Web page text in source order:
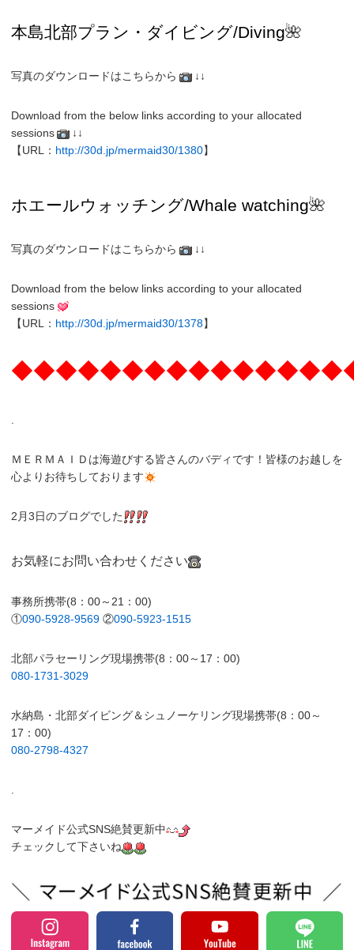
本島北部プラン・ダイビング/Diving🌺
写真のダウンロードはこちらから ↓↓
Download from the below links according to your allocated
sessions
↓↓
【URL： http://30d.jp/mermaid30/1380】
ホエールウォッチング/Whale watching🌺
写真のダウンロードはこちらから ↓↓
Download from the below links according to your allocated
sessions
【URL： http://30d.jp/mermaid30/1378】
ＭＥＲＭＡＩＤは海遊びする皆さんのバディです！皆様のお越しを
心よりお待ちしております
2月3日のブログでした
お気軽にお問い合わせください
事務所携帯(8：00～21：00)
①090-5928-9569 ②090-5923-1515
北部パラセーリング現場携帯(8：00～17：00)
080-1731-3029
水納島・北部ダイビング＆シュノーケリング現場携帯(8：00～
17：00)
080-2798-4327
.
マーメイド公式SNS絶賛更新中
チェックして下さいね